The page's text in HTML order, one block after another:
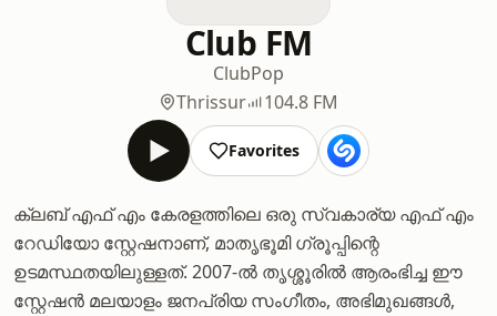
Club FM
ClubPop
Thrissur
104.8 FM
Favorites
ക്ലബ് എഫ് എം കേരളത്തിലെ ഒരു സ്വകാര്യ എഫ് എം
റേഡിയോ സ്റ്റേഷനാണ്, മാതൃഭൂമി ഗ്രൂപ്പിന്റെ
ഉടമസ്ഥതയിലുള്ളത്. 2007-ൽ തൃശ്ശൂരിൽ ആരംഭിച്ച ഈ
സ്റ്റേഷൻ മലയാളം ജനപ്രിയ സംഗീതം, അഭിമുഖങ്ങൾ,